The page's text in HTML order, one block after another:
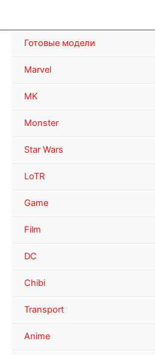
Готовые модели
Marvel
MK
Monster
Star Wars
LoTR
Game
Film
DC
Chibi
Transport
Anime